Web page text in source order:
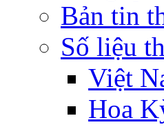
Bản tin
Số liệu
Việt
Hoa